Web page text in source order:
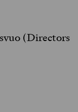
(Directors